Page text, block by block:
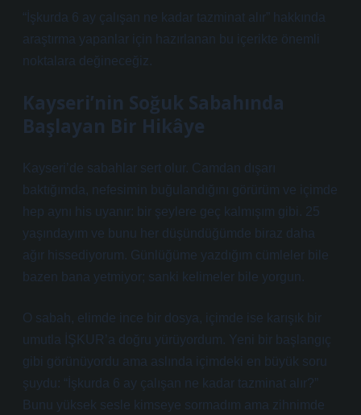
“İşkurda 6 ay çalışan ne kadar tazminat alır” hakkında
araştırma yapanlar için hazırlanan bu içerikte önemli
noktalara değineceğiz.
Kayseri’nin Soğuk Sabahında
Başlayan Bir Hikâye
Kayseri’de sabahlar sert olur. Camdan dışarı
baktığımda, nefesimin buğulandığını görürüm ve içimde
hep aynı his uyanır: bir şeylere geç kalmışım gibi. 25
yaşındayım ve bunu her düşündüğümde biraz daha
ağır hissediyorum. Günlüğüme yazdığım cümleler bile
bazen bana yetmiyor; sanki kelimeler bile yorgun.
O sabah, elimde ince bir dosya, içimde ise karışık bir
umutla İŞKUR’a doğru yürüyordum. Yeni bir başlangıç
gibi görünüyordu ama aslında içimdeki en büyük soru
şuydu: “İşkurda 6 ay çalışan ne kadar tazminat alır?”
Bunu yüksek sesle kimseye sormadım ama zihnimde